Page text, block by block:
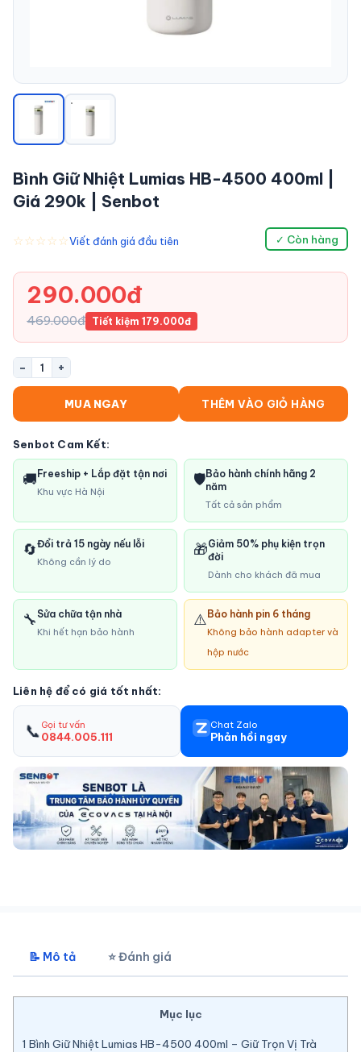
Bình Giữ Nhiệt Lumias HB-4500 400ml |
Giá 290k | Senbot
☆☆☆☆☆Viết đánh giá đầu tiên ✓ Còn hàng
290.000đ
469.000đ Tiết kiệm 179.000đ
− 1 +
THÊM VÀO GIỎ HÀNG
MUA NGAY
Senbot Cam Kết:
🚚 Freeship + Lắp đặt tận nơi
Khu vực Hà Nội
🛡️Bảo hành chính hãng 2
năm
Tất cả sản phẩm
🔄Đổi trả 15 ngày nếu lỗi
Không cần lý do
🎁Giảm 50% phụ kiện trọn
đời
Dành cho khách đã mua
🔧 Sửa chữa tận nhà
Khi hết hạn bảo hành
⚠️ Bảo hành pin 6 tháng
Không bảo hành adapter và
hộp nước
Liên hệ để có giá tốt nhất:
📞 Gọi tư vấn
0844.005.111
Chat Zalo
Phản hồi ngay
📝 Mô tả ⭐ Đánh giá
Mục lục
1 Bình Giữ Nhiệt Lumias HB-4500 400ml – Giữ Trọn Vị Trà